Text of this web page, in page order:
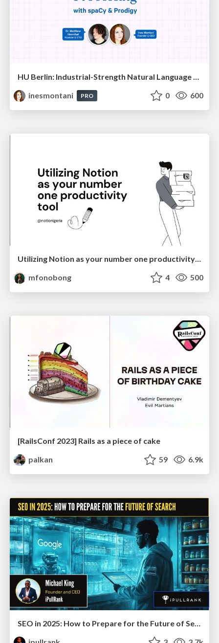
inesmontani
PRO 0 600
Utilizing Notion as your number one productivity tool
mfonobong
4 500
[RailsConf 2023] Rails as a piece of cake
palkan
59 6.9k
SEO in 2025: How to Prepare for the Future of Search